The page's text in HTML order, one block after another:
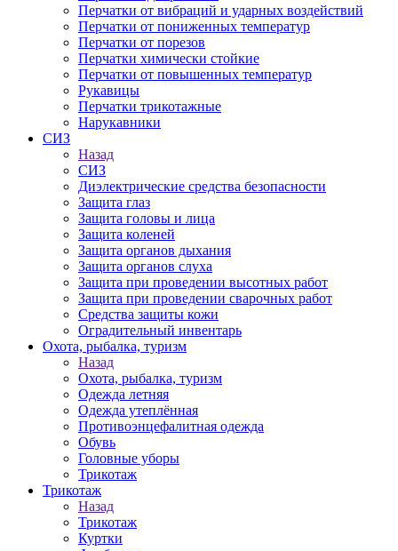
Перчатки от вибраций и ударных воздействий
Перчатки от пониженных температур
Перчатки от порезов
Перчатки химически стойкие
Перчатки от повышенных температур
Рукавицы
Перчатки трикотажные
Нарукавники
СИЗ
Назад
СИЗ
Диэлектрические средства безопасности
Защита глаз
Защита головы и лица
Защита коленей
Защита органов дыхания
Защита органов слуха
Защита при проведении высотных работ
Защита при проведении сварочных работ
Средства защиты кожи
Оградительный инвентарь
Охота, рыбалка, туризм
Назад
Охота, рыбалка, туризм
Одежда летняя
Одежда утеплённая
Противоэнцефалитная одежда
Обувь
Головные уборы
Трикотаж
Трикотаж
Назад
Трикотаж
Куртки